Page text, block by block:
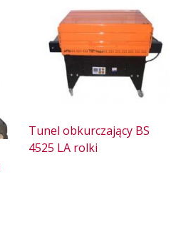
Tunel obkurczający BS
4525 LA rolki